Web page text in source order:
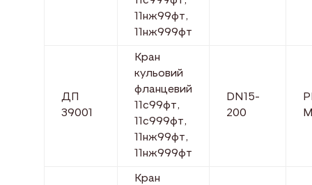
11нж99фт,
11нж999фт
ДП
39001
Кран
кульовий
фланцевий
11с99фт,
11с999фт,
11нж99фт,
11нж999фт
DN15-
200
Кран